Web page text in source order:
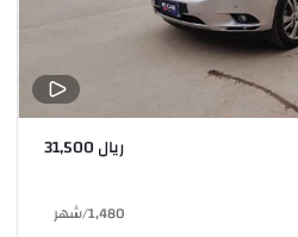
ريال 31,500
1,480
/شهر